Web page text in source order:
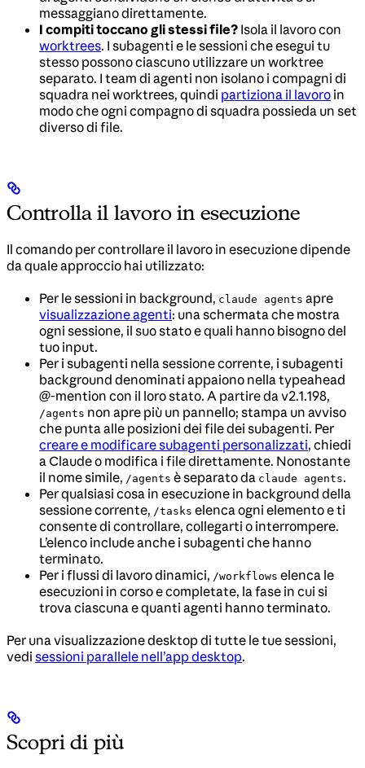
messaggiano direttamente.
I compiti toccano gli stessi file? Isola il lavoro con
worktrees. I subagenti e le sessioni che esegui tu
stesso possono ciascuno utilizzare un worktree
separato. I team di agenti non isolano i compagni di
squadra nei worktrees, quindi partiziona il lavoro in
modo che ogni compagno di squadra possieda un set
diverso di file.
Controlla il lavoro in esecuzione
Il comando per controllare il lavoro in esecuzione dipende
da quale approccio hai utilizzato:
Per le sessioni in background, claude agents apre
visualizzazione agenti: una schermata che mostra
ogni sessione, il suo stato e quali hanno bisogno del
tuo input.
Per i subagenti nella sessione corrente, i subagenti
background denominati appaiono nella typeahead
@-mention con il loro stato. A partire da v2.1.198,
/agents non apre più un pannello; stampa un avviso
che punta alle posizioni dei file dei subagenti. Per
creare e modificare subagenti personalizzati, chiedi
a Claude o modifica i file direttamente. Nonostante
il nome simile, /agents è separato da claude agents.
Per qualsiasi cosa in esecuzione in background della
sessione corrente, /tasks elenca ogni elemento e ti
consente di controllare, collegarti o interrompere.
L’elenco include anche i subagenti che hanno
terminato.
Per i flussi di lavoro dinamici, /workflows elenca le
esecuzioni in corso e completate, la fase in cui si
trova ciascuna e quanti agenti hanno terminato.
Per una visualizzazione desktop di tutte le tue sessioni,
vedi sessioni parallele nell’app desktop.
Scopri di più